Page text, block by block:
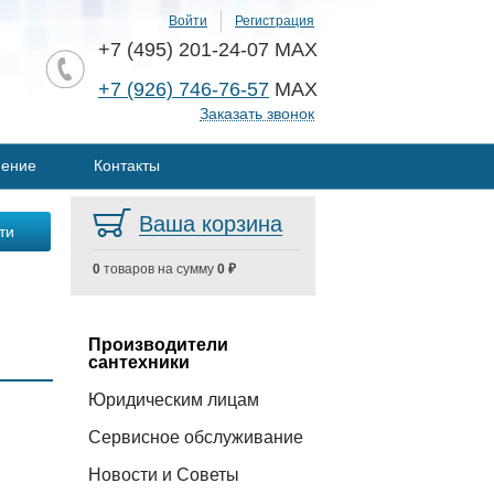
Войти Регистрация
+7 (495) 201-24-07 MAX
+7 (926) 746-76-57 MAX
Заказать звонок
Контакты
Ваша корзина
0 товаров на сумму 0 ₽
Производители
сантехники
Юридическим лицам
Сервисное обслуживание
Новости и Советы